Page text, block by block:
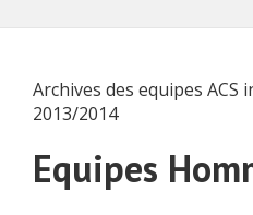
Archives des equipes
2013/2014
Equipes